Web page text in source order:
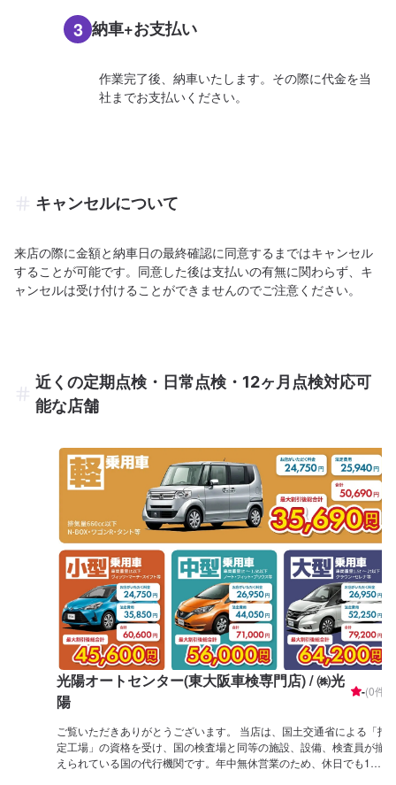
3 納車+お支払い
作業完了後、納車いたします。その際に代金を当
社までお支払いください。
キャンセルについて
来店の際に金額と納車日の最終確認に同意するまではキャンセル
することが可能です。同意した後は支払いの有無に関わらず、キ
ャンセルは受け付けることができませんのでご注意ください。
近くの定期点検・日常点検・12ヶ月点検対応可
能な店舗
光陽オートセンター(東大阪車検専門店) / ㈱光
陽
-(0件)
ご覧いただきありがとうございます。 当店は、国土交通省による「指
定工場」の資格を受け、国の検査場と同等の施設、設備、検査員が揃
えられている国の代行機関です。年中無休営業のため、休日でも1日